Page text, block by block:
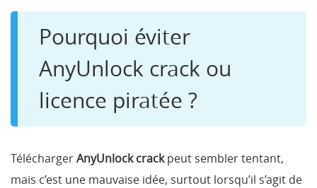
Pourquoi éviter
AnyUnlock crack ou
licence piratée ?
TéléchargerAnyUnlock crackpeut sembler tentant,
mais c’est une mauvaise idée, surtout lorsqu’il s’agit de